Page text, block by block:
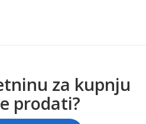
za kupnju
prodati?